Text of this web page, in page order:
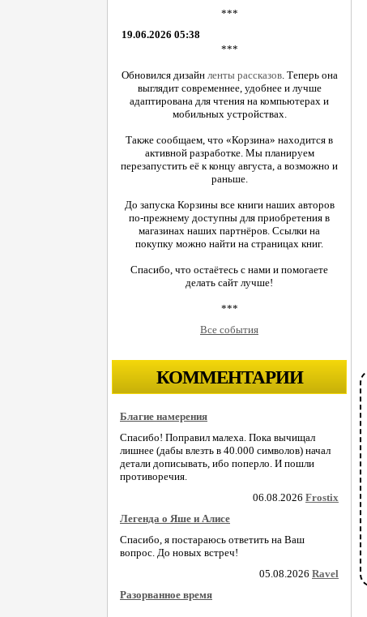
***
19.06.2026 05:38
***
Обновился дизайн ленты рассказов. Теперь она
выглядит современнее, удобнее и лучше
адаптирована для чтения на компьютерах и
мобильных устройствах.
Также сообщаем, что «Корзина» находится в
активной разработке. Мы планируем
перезапустить её к концу августа, а возможно и
раньше.
До запуска Корзины все книги наших авторов
по-прежнему доступны для приобретения в
магазинах наших партнёров. Ссылки на
покупку можно найти на страницах книг.
Спасибо, что остаётесь с нами и помогаете
делать сайт лучше!
***
Все события
КОММЕНТАРИИ
Благие намерения
Спасибо! Поправил малеха. Пока вычищал
лишнее (дабы влезть в 40.000 символов) начал
детали дописывать, ибо поперло. И пошли
противоречия.
06.08.2026 Frostix
Легенда о Яше и Алисе
Спасибо, я постараюсь ответить на Ваш
вопрос. До новых встреч!
05.08.2026 Ravel
Разорванное время